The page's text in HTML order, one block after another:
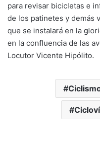
para revisar bicicletas e
de los patinetes y demás
que se instalará en la
en la confluencia de las
Locutor Vicente Hipólito.